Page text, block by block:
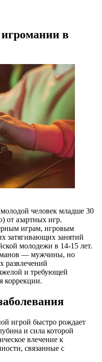
игромании в
человек младше 30
от азартных игр.
играм, игровым
затягивающих занятий
молодежи в 14-15 лет.
— мужчины, но
развлечений
и требующей
коррекции.
игрой быстро рождает
и сила которой
влечение к
связанные с